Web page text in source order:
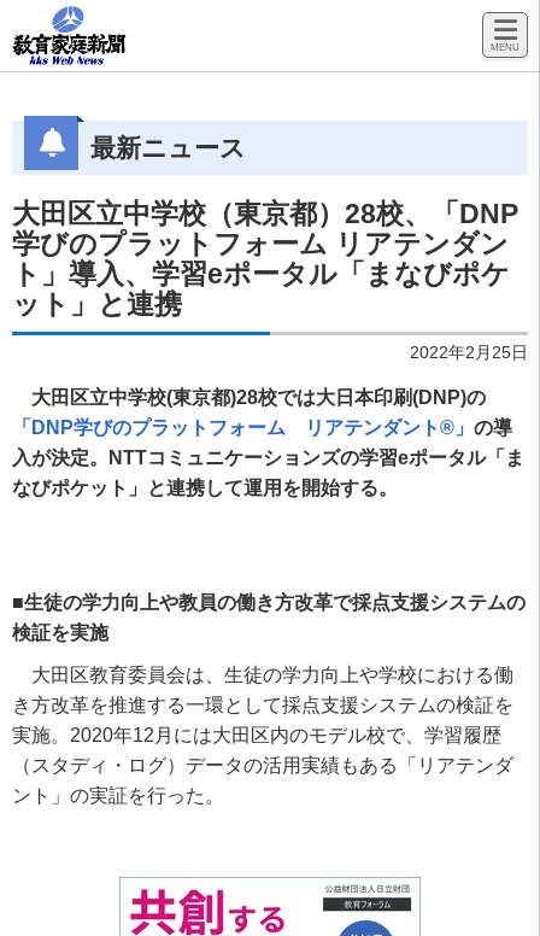
最新ニュース
大田区立中学校（東京都）28校、「DNP
学びのプラットフォーム リアテンダン
ト」導入、学習eポータル「まなびポケ
ット」と連携
2022年2月25日
大田区立中学校(東京都)28校では大日本印刷(DNP)の
「DNP学びのプラットフォーム リアテンダント®」 の導
入が決定。NTTコミュニケーションズの学習eポータル「ま
なびポケット」と連携して運用を開始する。
■生徒の学力向上や教員の働き方改革で採点支援システムの
検証を実施
大田区教育委員会は、生徒の学力向上や学校における働
き方改革を推進する一環として採点支援システムの検証を
実施。 2020年12 月には大田区内のモデル校で、学習履歴
（スタディ・ログ）データの活用実績もある「リアテンダ
ント」の実証を行った。